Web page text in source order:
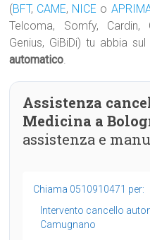
(BFT, CAME, NICE o
Telcoma, Somfy, Cardin,
Genius, GiBiDi) tu abbia sul
automatico.
Assistenza
Medicina a
assistenza e
Chiama 0510910471 per:
Intervento cancello
Camugnano